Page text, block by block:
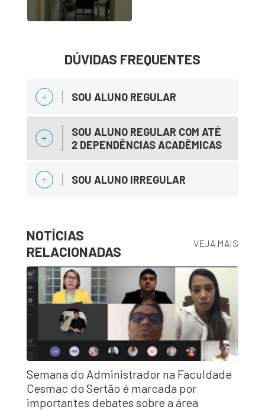
DÚVIDAS FREQUENTES
SOU ALUNO REGULAR
SOU ALUNO REGULAR COM ATÉ
2 DEPENDÊNCIAS ACADÊMICAS
SOU ALUNO IRREGULAR
NOTÍCIAS
RELACIONADAS
VEJA MAIS
Semana do Administrador na Faculdade
Cesmac do Sertão é marcada por
importantes debates sobre a área